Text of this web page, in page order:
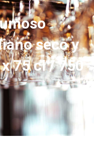
seco y
75 cl / 750